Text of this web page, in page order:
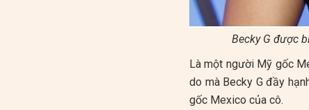
Becky G được
Là một người Mỹ gốc
do mà Becky G đầy
gốc Mexico của cô.